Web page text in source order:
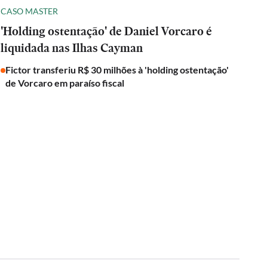
CASO MASTER
'Holding ostentação' de Daniel Vorcaro é
liquidada nas Ilhas Cayman
Fictor transferiu R$ 30 milhões à 'holding ostentação'
de Vorcaro em paraíso fiscal